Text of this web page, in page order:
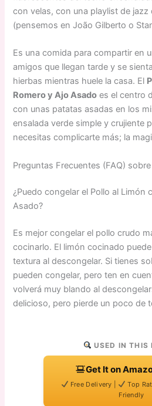
con velas, con una playlist de
(pensemos en João Gilberto o
Es una comida para compartir en
amigos que llegan tarde y se
hierbas mientras huele la casa. El
Romero y Ajo Asado es el centro
con unas patatas asadas en los
ensalada verde simple y crujiente
necesitas complicarte más; la
Preguntas Frecuentes (FAQ)
¿Puedo congelar el Pollo al Limón
Asado?
Es mejor congelar el pollo crudo
cocinarlo. El limón cocinado
textura al descongelar. Si tienes
pueden congelar, pero ten en
volverá muy blando al
delicioso, pero pierde un poco de
USED IN THIS
Get It on
Free Delivery | Top
Friendly